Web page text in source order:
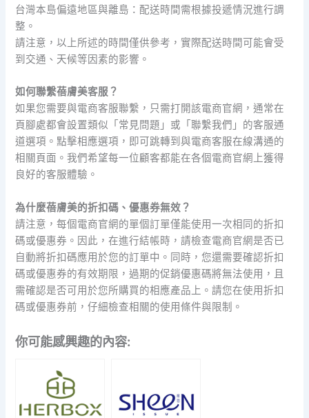
台灣本島偏遠地區與離島：配送時間需根據投遞情況進行調
整。
請注意，以上所述的時間僅供參考，實際配送時間可能會受
到交通、天候等因素的影響。
如何聯繫蓓膚美客服？
如果您需要與電商客服聯繫，只需打開該電商官網，通常在
頁腳處都會設置類似「常見問題」或「聯繫我們」的客服通
道選項。點擊相應選項，即可跳轉到與電商客服在線溝通的
相關頁面。我們希望每一位顧客都能在各個電商官網上獲得
良好的客服體驗。
為什麼蓓膚美的折扣碼、優惠券無效？
請注意，每個電商官網的單個訂單僅能使用一次相同的折扣
碼或優惠券。因此，在進行結帳時，請檢查電商官網是否已
自動將折扣碼應用於您的訂單中。同時，您還需要確認折扣
碼或優惠券的有效期限，過期的促銷優惠碼將無法使用，且
需確認是否可用於您所購買的相應產品上。請您在使用折扣
碼或優惠券前，仔細檢查相關的使用條件與限制。
你可能感興趣的內容: